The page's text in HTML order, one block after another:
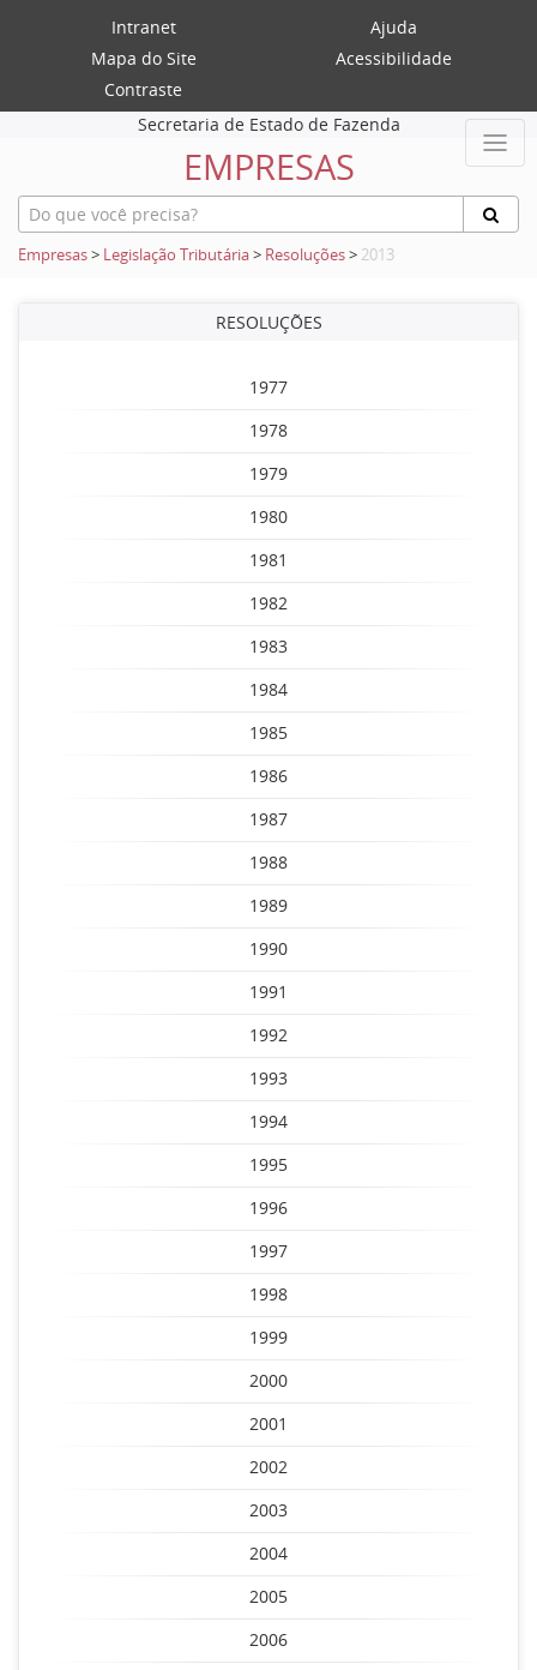
Intranet
Ajuda
Mapa do Site
Acessibilidade
Contraste
Secretaria de Estado de Fazenda
EMPRESAS
Empresas> Legislação Tributária> Resoluções> 2013
RESOLUÇÕES
1977
1978
1979
1980
1981
1982
1983
1984
1985
1986
1987
1988
1989
1990
1991
1992
1993
1994
1995
1996
1997
1998
1999
2000
2001
2002
2003
2004
2005
2006